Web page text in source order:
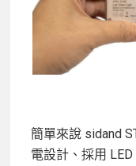
簡單來說 sidand
電設計、採用